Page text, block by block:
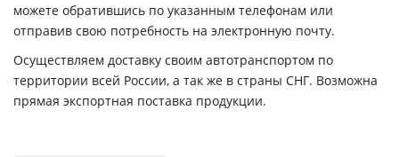
можете обратившись по указанным телефонам или
отправив свою потребность на электронную почту.
Осуществляем доставку своим автотранспортом по
территории всей России, а так же в страны СНГ. Возможна
прямая экспортная поставка продукции.